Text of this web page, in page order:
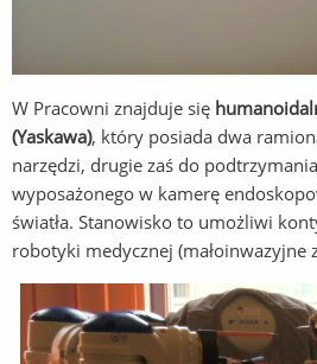
W Pracowni znajduje się
(Yaskawa), który posiada dwa
narzędzi, drugie zaś do
wyposażonego w kamerę
światła. Stanowisko to umożliwi
robotyki medycznej (małoinwazyjne